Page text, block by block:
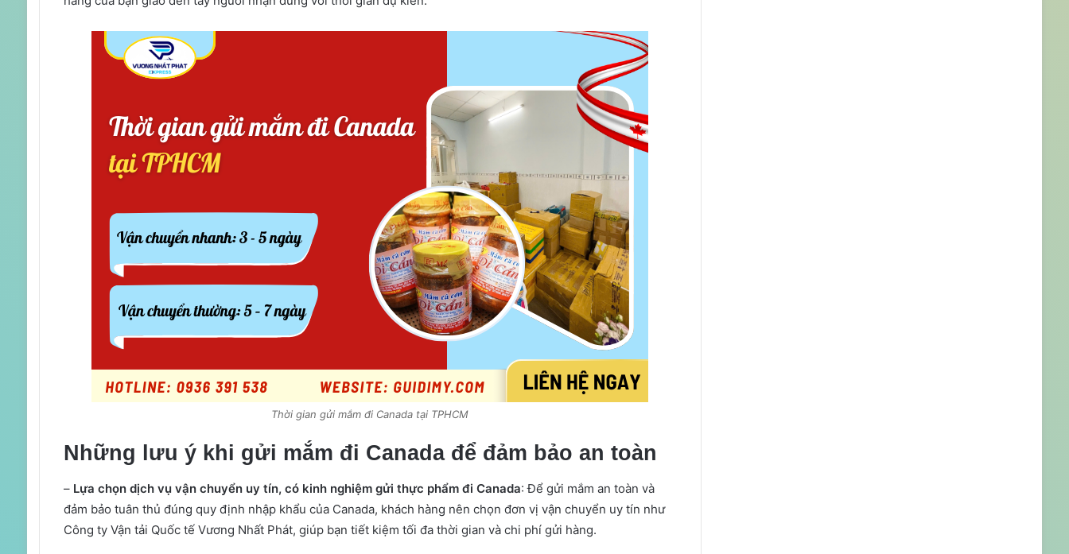
Thời gian gửi mắm đi Canada tại TPHCM
Những lưu ý khi gửi mắm đi Canada để đảm bảo an toàn
– Lựa chọn dịch vụ vận chuyển uy tín, có kinh nghiệm gửi thực phẩm đi Canada: Để gửi mắm an toàn và
đảm bảo tuân thủ đúng quy định nhập khẩu của Canada, khách hàng nên chọn đơn vị vận chuyển uy tín như
Công ty Vận tải Quốc tế Vương Nhất Phát, giúp bạn tiết kiệm tối đa thời gian và chi phí gửi hàng.